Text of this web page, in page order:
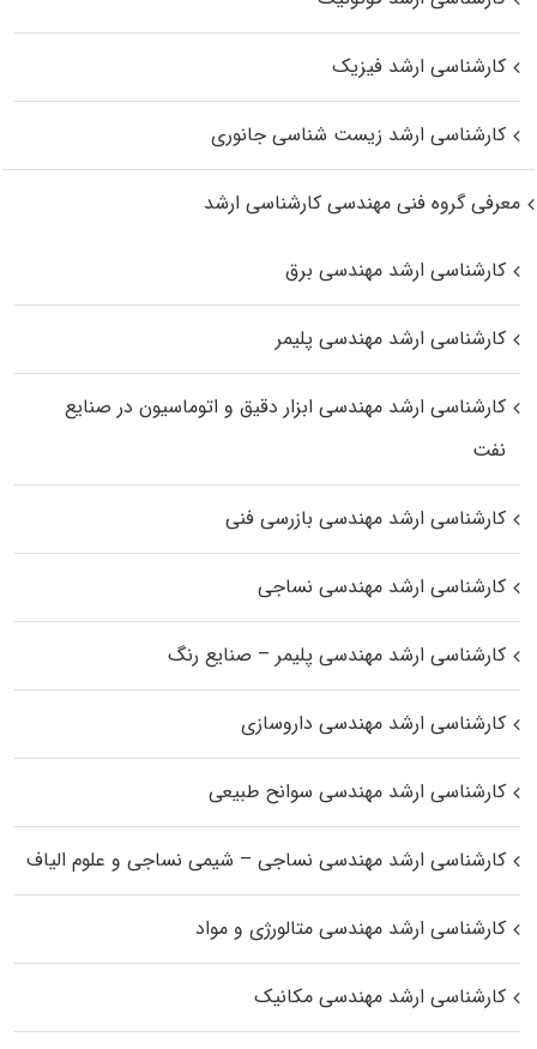
کارشناسی ارشد فیزیک
کارشناسی ارشد زیست‌ شناسی جانوری
معرفی گروه فنی مهندسی کارشناسی ارشد
کارشناسی ارشد مهندسی برق
کارشناسی ارشد مهندسی پلیمر
کارشناسی ارشد مهندسی ابزار دقیق و اتوماسیون در صنایع
نفت
کارشناسی ارشد مهندسی بازرسی فنی
کارشناسی ارشد مهندسی نساجی
کارشناسی ارشد مهندسی پلیمر – صنایع رنگ
کارشناسی ارشد مهندسی داروسازی
کارشناسی ارشد مهندسی سوانح طبیعی
کارشناسی ارشد مهندسی نساجی – شیمی نساجی و علوم الیاف
کارشناسی ارشد مهندسی متالورژی و مواد
کارشناسی ارشد مهندسی مکانیک